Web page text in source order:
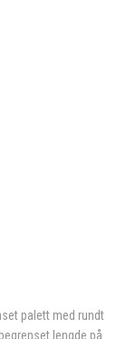
palett med rundt
lengde på